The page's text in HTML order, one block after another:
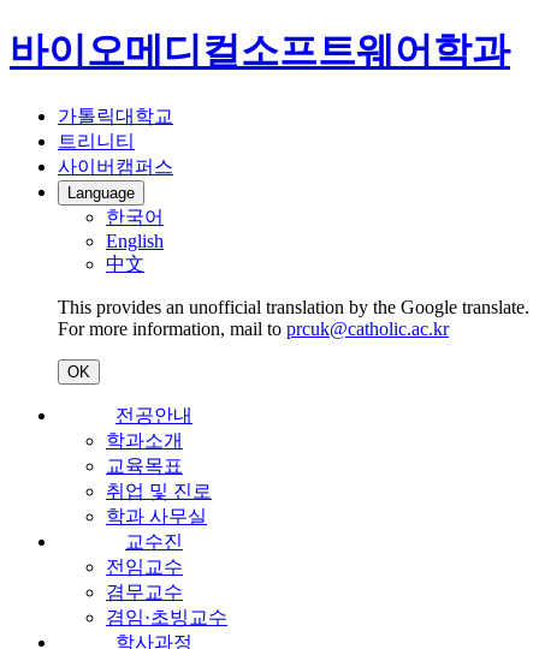
바이오메디컬소프트웨어학과
가톨릭대학교
트리니티
사이버캠퍼스
Language
한국어
English
中文
This provides an unofficial translation by the Google translate.
For more information, mail to prcuk@catholic.ac.kr
OK
전공안내
학과소개
교육목표
취업 및 진로
학과 사무실
교수진
전임교수
겸무교수
겸임·초빙교수
학사과정